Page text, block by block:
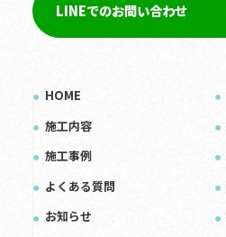
LINEでのお問い合わせ
HOME
施工内容
施工事例
よくある質問
お知らせ